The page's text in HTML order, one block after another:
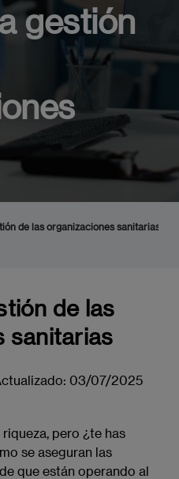
gestión
de las organizaciones sanitarias
de las
sanitarias
03/07/2025
pero ¿te has
se aseguran las
que están operando al